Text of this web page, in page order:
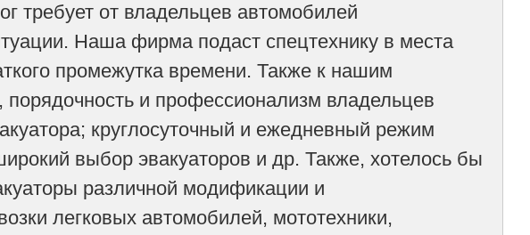
требует от владельцев автомобилей
Наша фирма подаст спецтехнику в места
промежутка времени. Также к нашим
и профессионализм владельцев
круглосуточный и ежедневный режим
выбор эвакуаторов и др. Также, хотелось бы
различной модификации и
легковых автомобилей, мототехники,